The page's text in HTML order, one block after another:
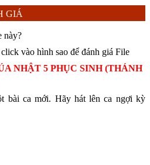
GIÁ
này?
vào hình sao để đánh giá File
NHẬT 5 PHỤC SINH (THÁNH
bài ca mới. Hãy hát lên ca ngợi kỳ